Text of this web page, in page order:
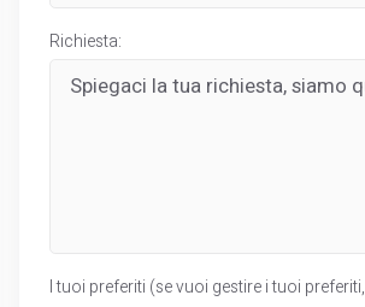
Richiesta:
I tuoi preferiti (se vuoi gestire i tuoi preferiti,